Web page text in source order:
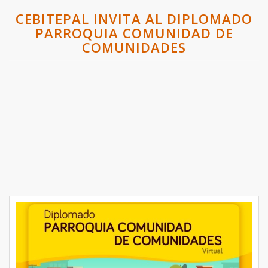
CEBITEPAL INVITA AL DIPLOMADO
PARROQUIA COMUNIDAD DE
COMUNIDADES